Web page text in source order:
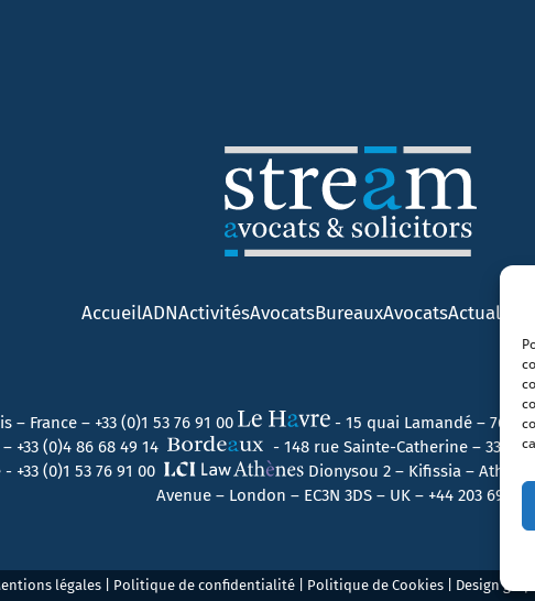
AccueilADNActivitésAvocatsBureauxAvocatsActualités
– France – +33 (0)1 53 76 91 00 - 15 quai Lamandé –
– +33 (0)4 86 68 49 14 - 148 rue Sainte-Catherine –
+33 (0)1 53 76 91 00
Dionysou 2 – Kifissia – Athens
Avenue – London – EC3N 3DS – UK – +44 203 6959722
légales| Politique de confidentialité| Politique de Cookies| Design